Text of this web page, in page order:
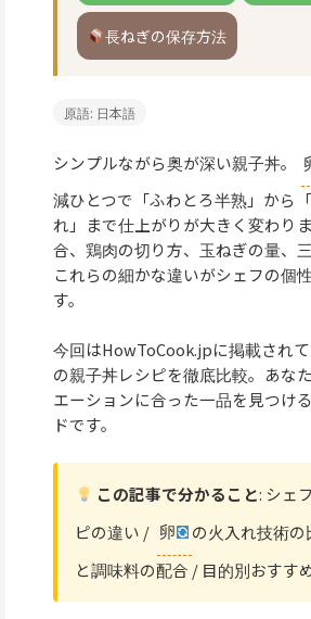
長ねぎの保存方法
原語: 日本語
シンプルながら奥が深い親子丼。
減ひとつで「ふわとろ半熟」から
れ」まで仕上がりが大きく変わり
合、鶏肉の切り方、玉ねぎの量
これらの細かな違いがシェフの個
す。
今回はHowToCook.jpに掲載され
の親子丼レシピを徹底比較。あな
エーションに合った一品を見つけ
ドです。
この記事で分かること: シェ
ピの違い / 卵
の火入れ技術
と調味料の配合 / 目的別おすす